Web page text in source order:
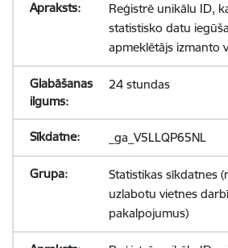
Reģistrē unikālu ID,
statistisko datu
apmeklētājs izmanto
24 stundas
_ga_V5LLQP65NL
Statistikas sīkdatnes
uzlabotu vietnes
pakalpojumus)